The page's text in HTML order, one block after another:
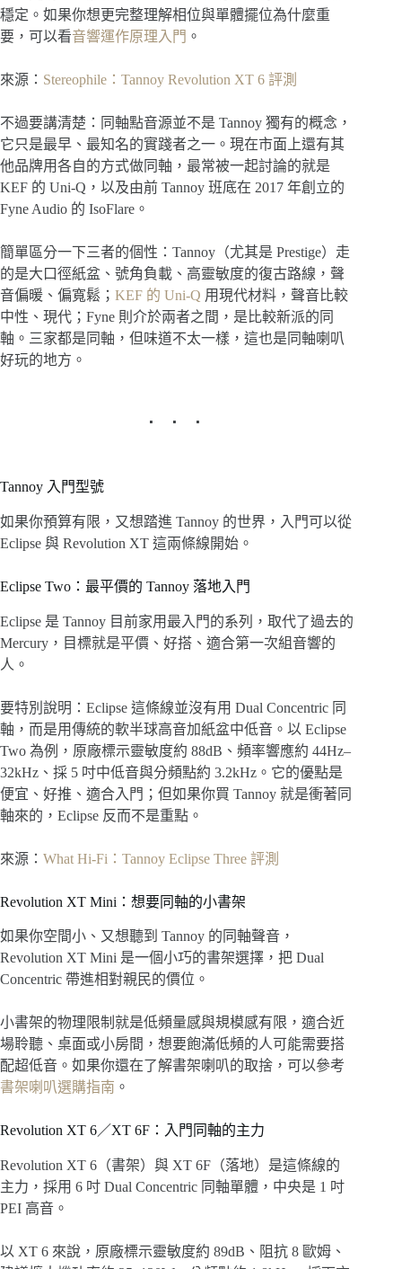
穩定。如果你想更完整理解相位與單體擺位為什麼重
要，可以看音響運作原理入門 。
來源： Stereophile：Tannoy Revolution XT 6 評測
不過要講清楚：同軸點音源並不是 Tannoy 獨有的概念，
它只是最早、最知名的實踐者之一。現在市面上還有其
他品牌用各自的方式做同軸，最常被一起討論的就是
KEF 的 Uni-Q，以及由前 Tannoy 班底在 2017 年創立的
Fyne Audio 的 IsoFlare。
簡單區分一下三者的個性：Tannoy（尤其是 Prestige）走
的是大口徑紙盆、號角負載、高靈敏度的復古路線，聲
音偏暖、偏寬鬆； KEF 的 Uni-Q 用現代材料，聲音比較
中性、現代；Fyne 則介於兩者之間，是比較新派的同
軸。三家都是同軸，但味道不太一樣，這也是同軸喇叭
好玩的地方。
Tannoy 入門型號
如果你預算有限，又想踏進 Tannoy 的世界，入門可以從
Eclipse 與 Revolution XT 這兩條線開始。
Eclipse Two：最平價的 Tannoy 落地入門
Eclipse 是 Tannoy 目前家用最入門的系列，取代了過去的
Mercury，目標就是平價、好搭、適合第一次組音響的
人。
要特別說明：Eclipse 這條線並沒有用 Dual Concentric 同
軸，而是用傳統的軟半球高音加紙盆中低音。以 Eclipse
Two 為例，原廠標示靈敏度約 88dB、頻率響應約 44Hz–
32kHz、採 5 吋中低音與分頻點約 3.2kHz。它的優點是
便宜、好推、適合入門；但如果你買 Tannoy 就是衝著同
軸來的，Eclipse 反而不是重點。
來源： What Hi-Fi：Tannoy Eclipse Three 評測
Revolution XT Mini：想要同軸的小書架
如果你空間小、又想聽到 Tannoy 的同軸聲音，
Revolution XT Mini 是一個小巧的書架選擇，把 Dual
Concentric 帶進相對親民的價位。
小書架的物理限制就是低頻量感與規模感有限，適合近
場聆聽、桌面或小房間，想要飽滿低頻的人可能需要搭
配超低音。如果你還在了解書架喇叭的取捨，可以參考
書架喇叭選購指南 。
Revolution XT 6／XT 6F：入門同軸的主力
Revolution XT 6（書架）與 XT 6F（落地）是這條線的
主力，採用 6 吋 Dual Concentric 同軸單體，中央是 1 吋
PEI 高音。
以 XT 6 來說，原廠標示靈敏度約 89dB、阻抗 8 歐姆、